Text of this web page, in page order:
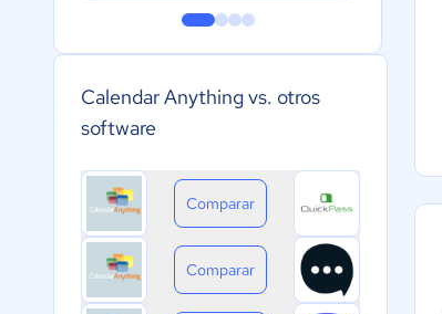
Calendar Anything vs. otros
software
Comparar
Comparar